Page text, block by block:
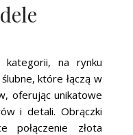
kategorii, na rynku
które łączą w
oferując unikatowe
i detali. Obrączki
połączenie złota